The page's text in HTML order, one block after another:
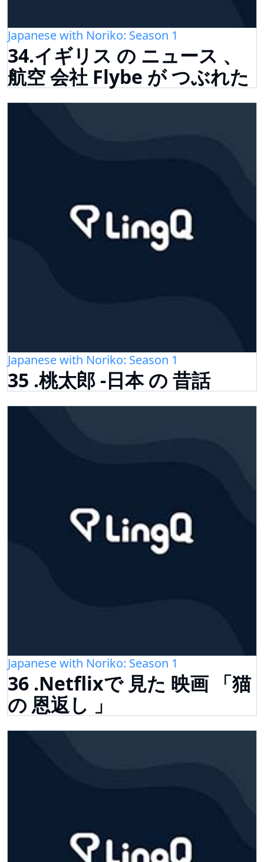
Japanese with Noriko: Season 1
34.イギリス の ニュース 、
航空 会社 Flybe が つぶれた
Japanese with Noriko: Season 1
35 .桃太郎 -日本 の 昔話
Japanese with Noriko: Season 1
36 .Netflixで 見た 映画 「猫
の 恩返し 」